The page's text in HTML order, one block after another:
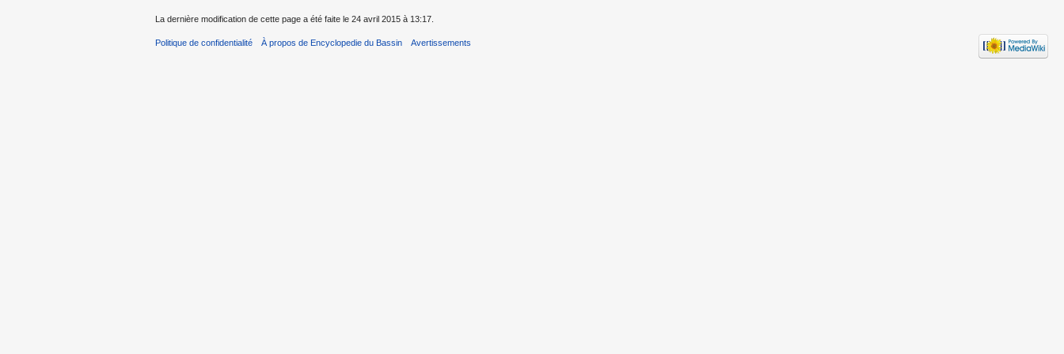
La dernière modification de cette page a été faite le 24 avril 2015 à 13:17.
Politique de confidentialité À propos de Encyclopedie du Bassin Avertissements